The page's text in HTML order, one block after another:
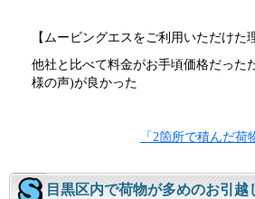
【ムービングエスをご利用いただけた
他社と比べて料金がお手頃価格だった
様の声)が良かった
「2箇所で積んだ
目黒区内で荷物が多めのお引越